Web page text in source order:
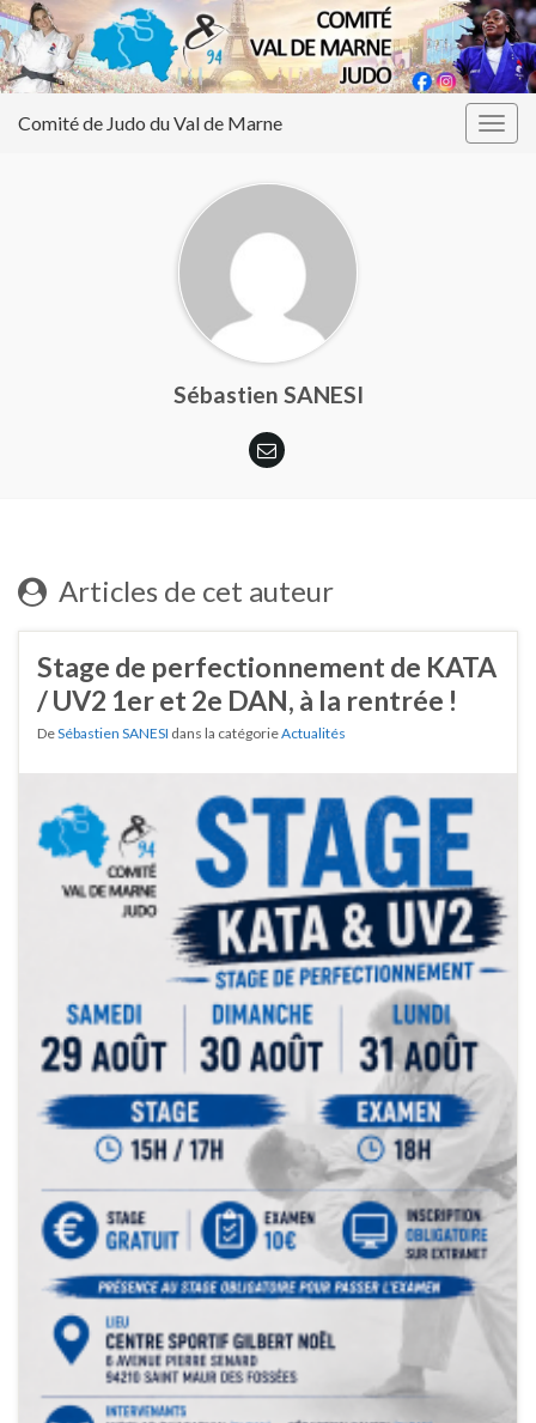
Comité de Judo du Val de Marne
Sébastien SANESI
Articles de cet auteur
Stage de perfectionnement de KATA
/ UV2 1er et 2e DAN, à la rentrée !
DeSébastien SANESI dans la catégorieActualités